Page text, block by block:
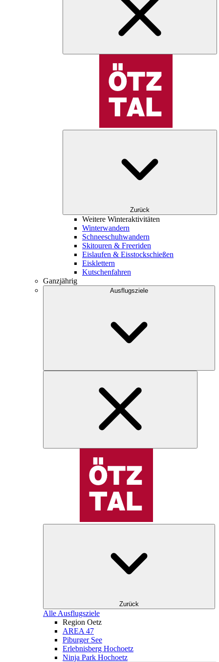
Zurück
Weitere Winteraktivitäten
Winterwandern
Schneeschuhwandern
Skitouren & Freeriden
Eislaufen & Eisstockschießen
Eisklettern
Kutschenfahren
Ganzjährig
Ausflugsziele
Zurück
Alle Ausflugsziele
Region Oetz
AREA 47
Piburger See
Erlebnisberg Hochoetz
Ninja Park Hochoetz